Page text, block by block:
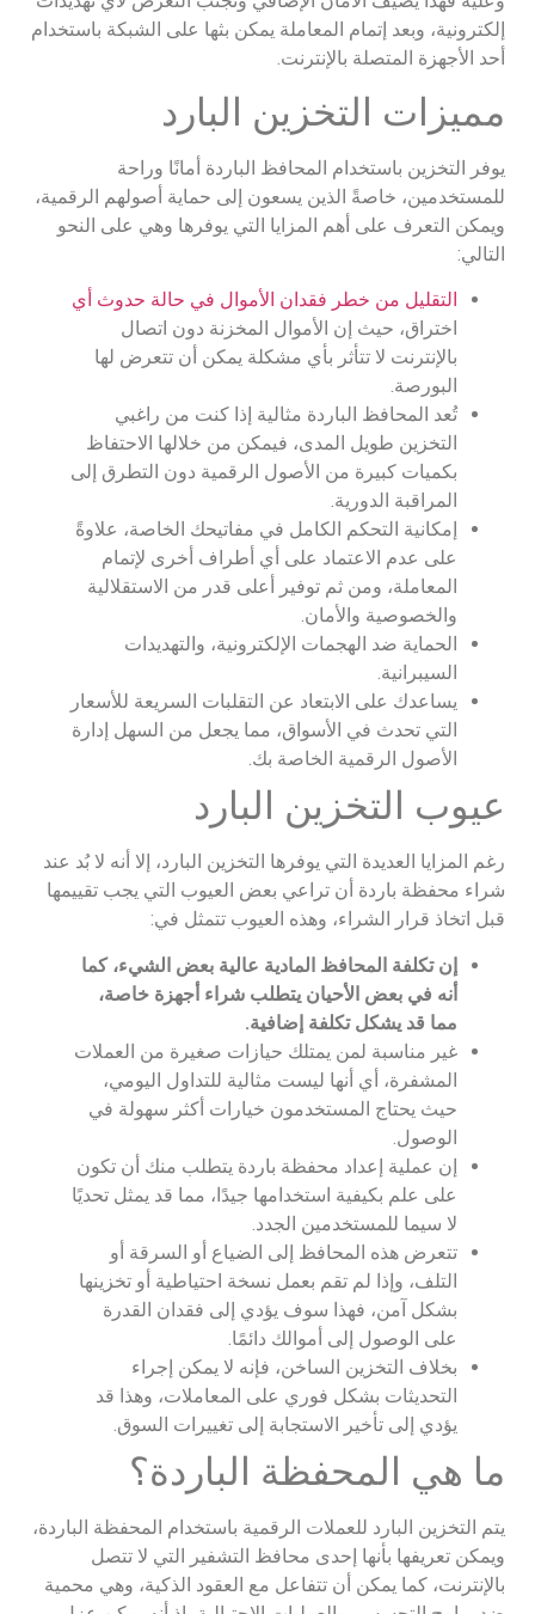
إلكترونية، وبعد إتمام المعاملة يمكن بثها على الشبكة باستخدام
أحد الأجهزة المتصلة بالإنترنت.
مميزات التخزين البارد
يوفر التخزين باستخدام المحافظ الباردة أمانًا وراحة
للمستخدمين، خاصةً الذين يسعون إلى حماية أصولهم الرقمية،
ويمكن التعرف على أهم المزايا التي يوفرها وهي على النحو
التالي:
التقليل من خطر فقدان الأموال في حالة حدوث أي
اختراق، حيث إن الأموال المخزنة دون اتصال
بالإنترنت لا تتأثر بأي مشكلة يمكن أن تتعرض لها
البورصة.
تُعد المحافظ الباردة مثالية إذا كنت من راغبي
التخزين طويل المدى، فيمكن من خلالها الاحتفاظ
بكميات كبيرة من الأصول الرقمية دون التطرق إلى
المراقبة الدورية.
إمكانية التحكم الكامل في مفاتيحك الخاصة، علاوةً
على عدم الاعتماد على أي أطراف أخرى لإتمام
المعاملة، ومن ثم توفير أعلى قدر من الاستقلالية
والخصوصية والأمان.
الحماية ضد الهجمات الإلكترونية، والتهديدات
السيبرانية.
يساعدك على الابتعاد عن التقلبات السريعة للأسعار
التي تحدث في الأسواق، مما يجعل من السهل إدارة
الأصول الرقمية الخاصة بك.
عيوب التخزين البارد
رغم المزايا العديدة التي يوفرها التخزين البارد، إلا أنه لا بُد عند
شراء محفظة باردة أن تراعي بعض العيوب التي يجب تقييمها
قبل اتخاذ قرار الشراء، وهذه العيوب تتمثل في:
إن تكلفة المحافظ المادية عالية بعض الشيء، كما
أنه في بعض الأحيان يتطلب شراء أجهزة خاصة،
مما قد يشكل تكلفة إضافية.
غير مناسبة لمن يمتلك حيازات صغيرة من العملات
المشفرة، أي أنها ليست مثالية للتداول اليومي،
حيث يحتاج المستخدمون خيارات أكثر سهولة في
الوصول.
إن عملية إعداد محفظة باردة يتطلب منك أن تكون
على علم بكيفية استخدامها جيدًا، مما قد يمثل تحديًا
لا سيما للمستخدمين الجدد.
تتعرض هذه المحافظ إلى الضياع أو السرقة أو
التلف، وإذا لم تقم بعمل نسخة احتياطية أو تخزينها
بشكل آمن، فهذا سوف يؤدي إلى فقدان القدرة
على الوصول إلى أموالك دائمًا.
بخلاف التخزين الساخن، فإنه لا يمكن إجراء
التحديثات بشكل فوري على المعاملات، وهذا قد
يؤدي إلى تأخير الاستجابة إلى تغييرات السوق.
ما هي المحفظة الباردة؟
يتم التخزين البارد للعملات الرقمية باستخدام المحفظة الباردة،
ويمكن تعريفها بأنها إحدى محافظ التشفير التي لا تتصل
بالإنترنت، كما يمكن أن تتفاعل مع العقود الذكية، وهي محمية